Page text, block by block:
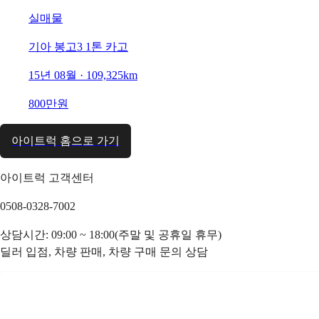
실매물
기아 봉고3 1톤 카고
15년 08월 · 109,325km
800만원
아이트럭 홈으로 가기
아이트럭 고객센터
0508-0328-7002
상담시간: 09:00 ~ 18:00(주말 및 공휴일 휴무)
딜러 입점, 차량 판매, 차량 구매 문의 상담